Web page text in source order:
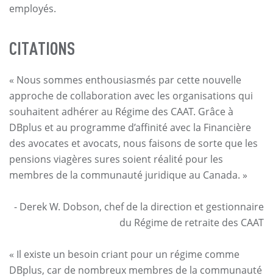
employés.
CITATIONS
« Nous sommes enthousiasmés par cette nouvelle
approche de collaboration avec les organisations qui
souhaitent adhérer au Régime des CAAT. Grâce à
DBplus et au programme d’affinité avec la Financière
des avocates et avocats, nous faisons de sorte que les
pensions viagères sures soient réalité pour les
membres de la communauté juridique au Canada. »
- Derek W. Dobson, chef de la direction et gestionnaire
du Régime de retraite des CAAT
« Il existe un besoin criant pour un régime comme
DBplus, car de nombreux membres de la communauté